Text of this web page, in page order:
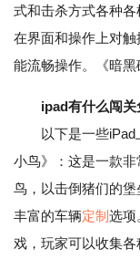
式和击杀方式各种
在界面和操作上对
能流畅操作。《暗黑
ipad有什么闯
以下是一些iPad
小鸟》：这是一款
鸟，以击倒猪们的
丰富的车辆定制 选项
戏，玩家可以收集各